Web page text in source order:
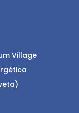
Village